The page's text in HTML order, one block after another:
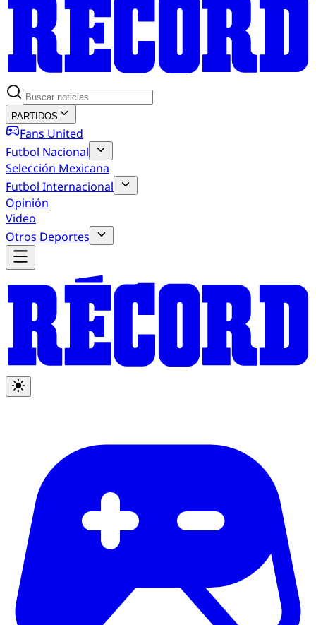
PARTIDOS
Fans United
Futbol Nacional
Selección Mexicana
Futbol Internacional
Opinión
Video
Otros Deportes